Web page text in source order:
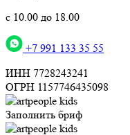
с 10.00 до 18.00
+7 991 133 35 55
ИНН 7728243241
ОГРН 1157746435098
Заполнить бриф